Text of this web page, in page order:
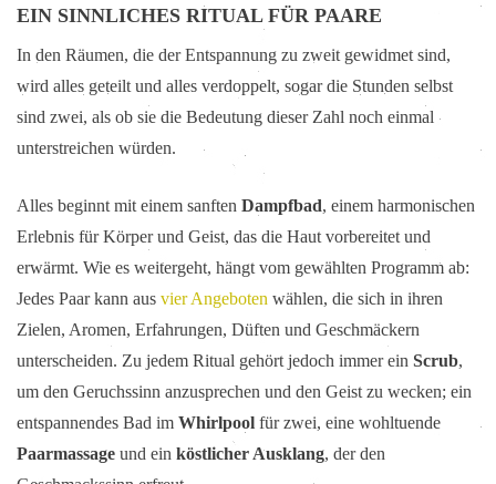
EIN SINNLICHES RITUAL FÜR PAARE
In den Räumen, die der Entspannung zu zweit gewidmet sind,
wird alles geteilt und alles verdoppelt, sogar die Stunden selbst
sind zwei, als ob sie die Bedeutung dieser Zahl noch einmal
unterstreichen würden.
Alles beginnt mit einem sanften Dampfbad, einem harmonischen
Erlebnis für Körper und Geist, das die Haut vorbereitet und
erwärmt. Wie es weitergeht, hängt vom gewählten Programm ab:
Jedes Paar kann aus vier Angeboten wählen, die sich in ihren
Zielen, Aromen, Erfahrungen, Düften und Geschmäckern
unterscheiden. Zu jedem Ritual gehört jedoch immer ein Scrub,
um den Geruchssinn anzusprechen und den Geist zu wecken; ein
entspannendes Bad im Whirlpool für zwei, eine wohltuende
Paarmassage und ein köstlicher Ausklang, der den